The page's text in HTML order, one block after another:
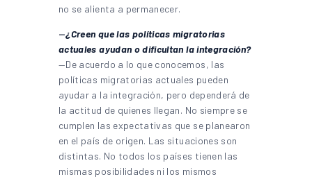
no se alienta a permanecer.
—¿Creen que las políticas migratorias
actuales ayudan o dificultan la integración?
—De acuerdo a lo que conocemos, las
políticas migratorias actuales pueden
ayudar a la integración, pero dependerá de
la actitud de quienes llegan. No siempre se
cumplen las expectativas que se planearon
en el país de origen. Las situaciones son
distintas. No todos los países tienen las
mismas posibilidades ni los mismos